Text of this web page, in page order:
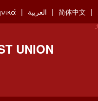
العربية 简体中文
UNION